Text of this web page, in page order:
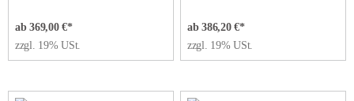
ab 369,00 €*
zzgl. 19% USt.
ab 386,20 €*
zzgl. 19% USt.